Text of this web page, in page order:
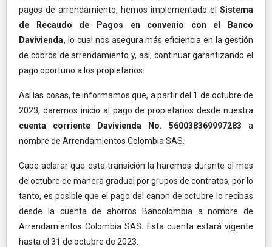
pagos de arrendamiento, hemos implementado el Sistema
de Recaudo de Pagos en convenio con el Banco
Davivienda, lo cual nos asegura más eficiencia en la gestión
de cobros de arrendamiento y, así, continuar garantizando el
pago oportuno a los propietarios.
Así las cosas, te informamos que, a partir del 1 de octubre de
2023, daremos inicio al pago de propietarios desde nuestra
cuenta corriente Davivienda No. 560038369997283 a
nombre de Arrendamientos Colombia SAS.
Cabe aclarar que esta transición la haremos durante el mes
de octubre de manera gradual por grupos de contratos, por lo
tanto, es posible que el pago del canon de octubre lo recibas
desde la cuenta de ahorros Bancolombia a nombre de
Arrendamientos Colombia SAS. Esta cuenta estará vigente
hasta el 31 de octubre de 2023.